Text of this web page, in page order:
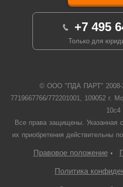
+7 495
Только для
© ООО "ПДА ПАРТ" 2008-
7719667766/772201001, 109052 г.
10с4
Все права защищены. Указанная
их приобретения действительны
Правовое положение•
Политика